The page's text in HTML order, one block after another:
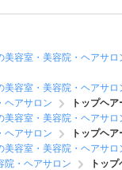
美容室・美容院・ヘアサロ
美容室・美容院・ヘアサロ
ヘアサロン
トップヘ
美容室・美容院・ヘアサロ
ヘアサロン
トップヘ
美容室・美容院・ヘアサロ
院・ヘアサロン トッ